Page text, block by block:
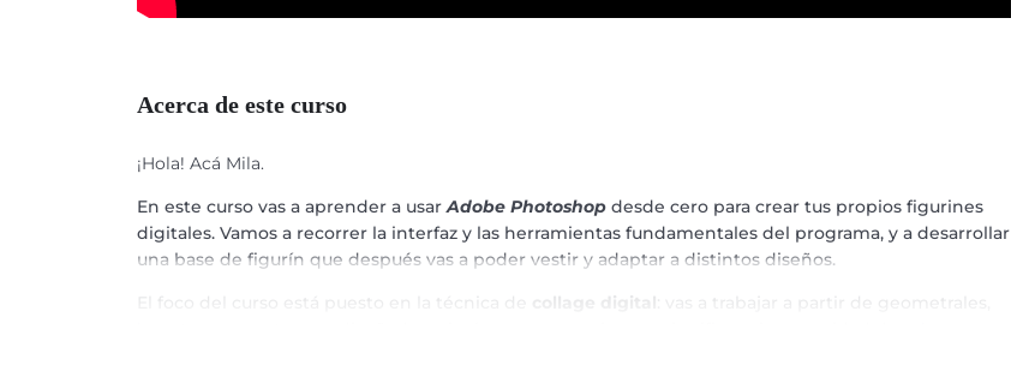
Acerca de este curso
¡Hola! Acá Mila.
En este curso vas a aprender a usarAdobe Photoshop desde cero para crear tus propios figurines
digitales. Vamos a recorrer la interfaz y las herramientas fundamentales del programa, y a desarrollar
una base de figurín que después vas a poder vestir y adaptar a distintos diseños.
El foco del curso está puesto en la técnica de
collage digital : vas a trabajar a partir de geometrales,